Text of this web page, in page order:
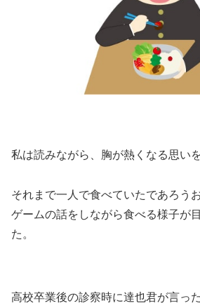
私は読みながら、胸が熱くなる思い
それまで一人で食べていたであろう
ゲームの話をしながら食べる様子が
た。
高校卒業後の診察時に達也君が言っ